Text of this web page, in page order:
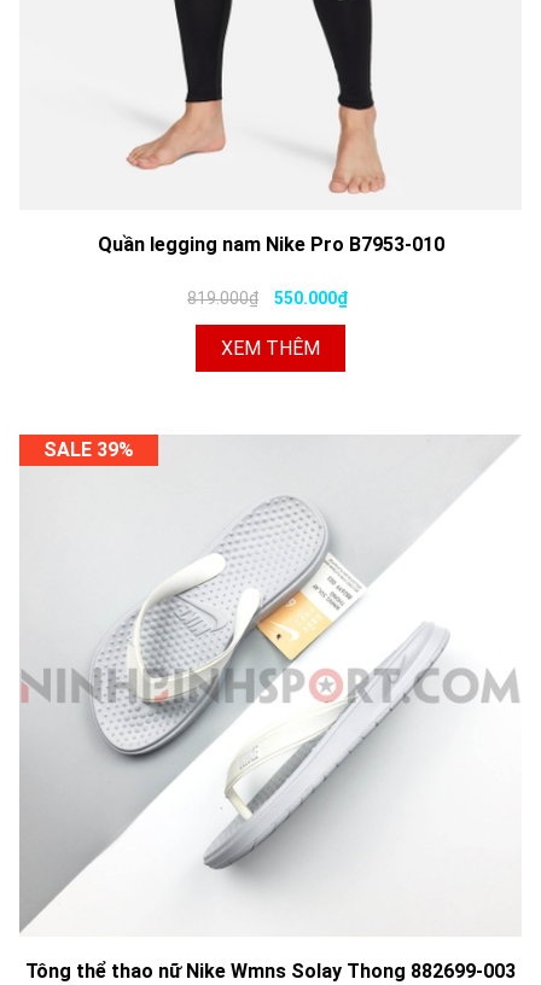
Quần legging nam Nike Pro B7953-010
819.000₫ 550.000₫
XEM THÊM
SALE 39%
Tông thể thao nữ Nike Wmns Solay Thong 882699-003